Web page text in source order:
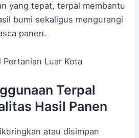
yang tepat, terpal membantu
bumi sekaligus mengurangi
panen.
Terpal
Hasil Panen
atau disimpan